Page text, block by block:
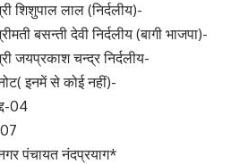
शिशुपाल लाल (निर्दलीय)-
बसन्ती देवी निर्दलीय (बागी भाजपा)-
जयप्रकाश चन्द्र निर्दलीय-
इनमें से कोई नहीं)-
04
पंचायत नंदप्रयाग*